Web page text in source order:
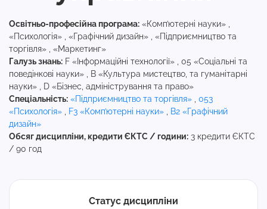
Освітньо-професійна програма: «Комп’ютерні науки» ,
«Психологія» , «Графічний дизайн» , «Підприємництво та
торгівля» , «Маркетинг»
Галузь знань: F «Інформаційні технології» , 05 «Соціальні та
поведінкові науки» , B «Культура мистецтво, та гуманітарні
науки» , D «Бізнес, адміністрування та право»
Спеціальність: «Підприємництво та торгівля»
053
«Психологія»
F3 «Комп’ютерні науки»
B2 «Графічний
дизайн»
Обсяг дисципліни, кредити ЄКТС / години: 3 кредити ЄКТС
/ 90 год
Статус дисципліни